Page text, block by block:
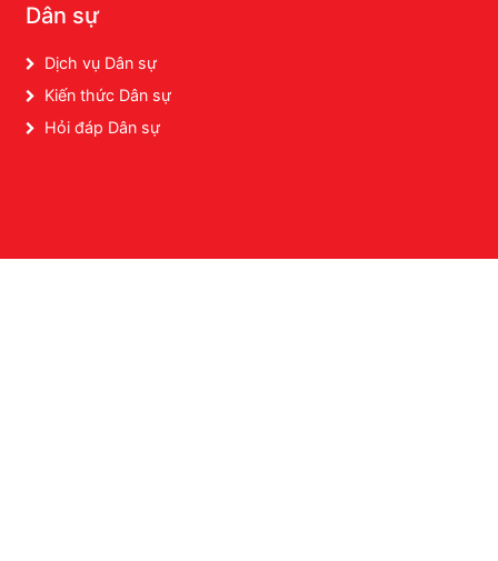
Dân sự
Dịch vụ Dân sự
Kiến thức Dân sự
Hỏi đáp Dân sự